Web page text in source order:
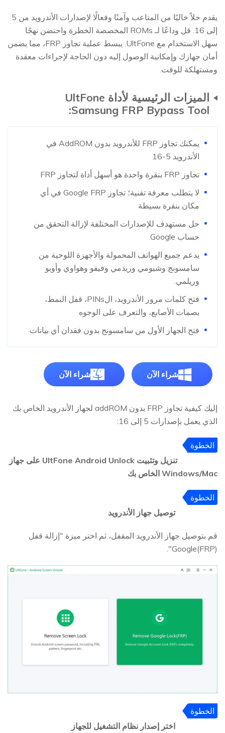
يقدم حلاً خاليًا من المتاعب وآمنًا وفعالًا لإصدارات الأندرويد من 5
إلى 16. قل وداعًا لـ ROMs المخصصة الخطرة واحتضن نهجًا
سهل الاستخدام مع UltFone. يبسط عملية تجاوز FRP، مما يضمن
أمان جهازك وإمكانية الوصول إليه دون الحاجة لإجراءات معقدة
ومستهلكة للوقت.
الميزات الرئيسية لأداة UltFone
Samsung FRP Bypass Tool:
يمكنك تجاوز FRP للأندرويد بدون AddROM في
الأندرويد 5-16
تجاوز FRP بنقرة واحدة هو أسهل أداة لتجاوز FRP
لا يتطلب معرفة تقنية؛ تجاوز Google FRP في أي
مكان بنقرة بسيطة
حل مستهدف للإصدارات المختلفة لإزالة التحقق من
حساب Google
يدعم جميع الهواتف المحمولة والأجهزة اللوحية من
سامسونج وشيومي وريدمي وفيفو وهواوي وأوبو
وريلمي.
فتح كلمات مرور الأندرويد، الPINs، قفل النمط،
بصمات الأصابع، والتعرف على الوجوه
فتح الجهاز الأول من سامسونج بدون فقدان أي بيانات
شراء الآن شراء الآن
إليك كيفية تجاوز FRP بدون addROM لجهاز الأندرويد الخاص بك
الذي يعمل بإصدارات 5 إلى 16:
الخطوة
تنزيل وتثبيت UltFone Android Unlock على جهاز
Windows/Mac الخاص بك
الخطوة
توصيل جهاز الأندرويد
قم بتوصيل جهاز الأندرويد المقفل، ثم اختر ميزة "إزالة قفل
Google(FRP)".
الخطوة
اختر إصدار نظام التشغيل للجهاز